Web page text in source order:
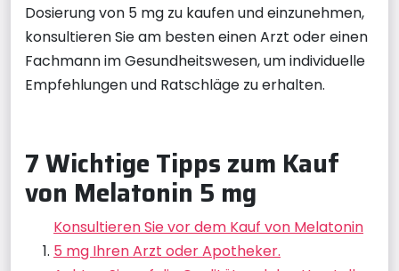
Dosierung von 5 mg zu kaufen und einzunehmen,
konsultieren Sie am besten einen Arzt oder einen
Fachmann im Gesundheitswesen, um individuelle
Empfehlungen und Ratschläge zu erhalten.
7 Wichtige Tipps zum Kauf
von Melatonin 5 mg
Konsultieren Sie vor dem Kauf von Melatonin
5 mg Ihren Arzt oder Apotheker.